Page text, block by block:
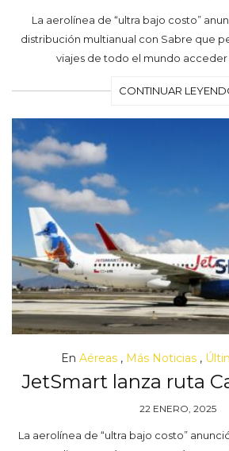
La aerolínea de “ultra bajo costo”
distribución multianual con Sabre que
viajes de todo el mundo acceder
CONTINUAR
En Aéreas, Más Noticias,
JetSmart lanza ruta
22 ENERO, 2025
La aerolínea de “ultra bajo costo”